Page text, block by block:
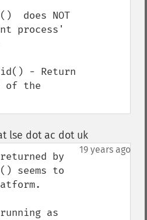
does NOT
process'
- Return
of the
lse dot ac dot uk¶
19 years ago
by
seems to
as